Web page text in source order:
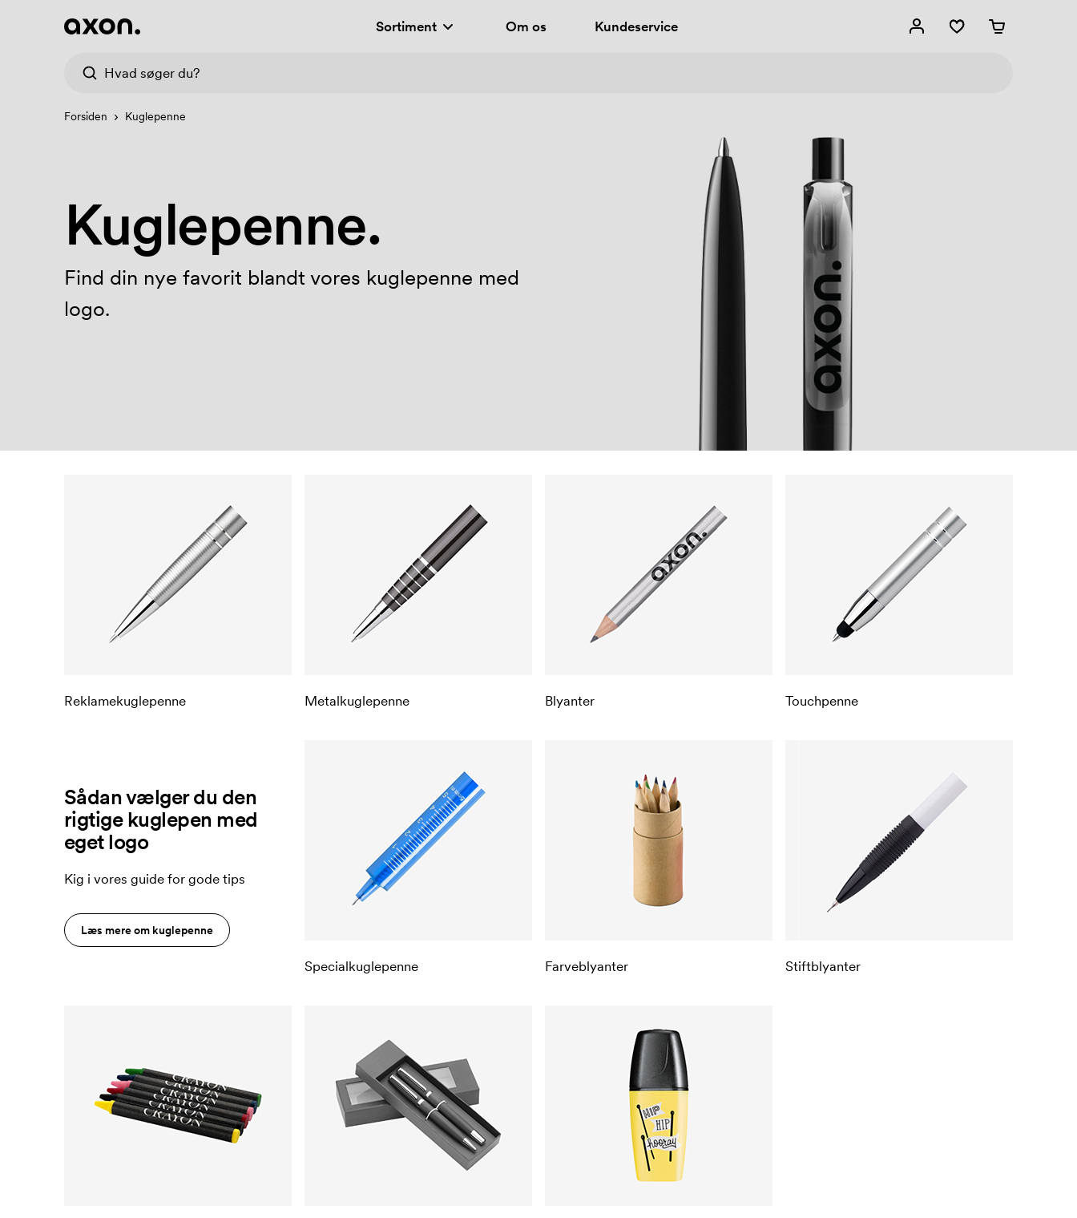
Sortiment Om os Kundeservice
Forsiden Kuglepenne
Kuglepenne.
Find din nye favorit blandt vores kuglepenne med
logo.
Reklamekuglepenne Metalkuglepenne Blyanter Touchpenne
Sådan vælger du den
rigtige kuglepen med
eget logo
Kig i vores guide for gode tips
Læs mere om kuglepenne
Specialkuglepenne Farveblyanter Stiftblyanter